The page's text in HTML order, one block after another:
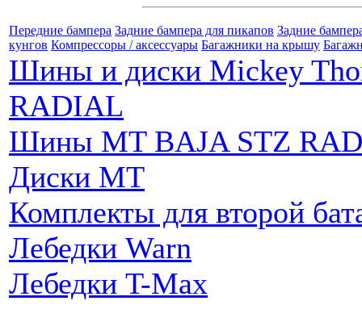
Передние бампера Задние бампера для пикапов Задние
кунгов Компрессоры / аксессуары Багажники на крышу
Шины и диски Mickey
RADIAL
Шины MT BAJA STZ
Диски MT
Комплекты для второй
Лебедки Warn
Лебедки T-Max